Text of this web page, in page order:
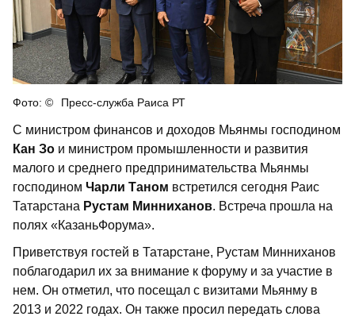
Пресс-служба Раиса РТ
С министром финансов и доходов Мьянмы господином
Кан Зо и министром промышленности и развития
малого и среднего предпринимательства Мьянмы
господином Чарли Таном встретился сегодня Раис
Татарстана Рустам Минниханов. Встреча прошла на
полях «КазаньФорума».
Приветствуя гостей в Татарстане, Рустам Минниханов
поблагодарил их за внимание к форуму и за участие в
нем. Он отметил, что посещал с визитами Мьянму в
2013 и 2022 годах. Он также просил передать слова